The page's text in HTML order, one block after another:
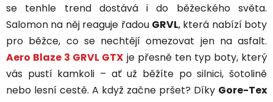
se tenhle trend dostává i do běžeckého světa.
Salomon na něj reaguje řadou GRVL, která nabízí boty
pro běžce, co se nechtějí omezovat jen na asfalt.
Aero Blaze 3 GRVL GTX je přesně ten typ boty, který
vás pustí kamkoli – ať už běžíte po silnici, šotolině
nebo lesní cestě. A když začne pršet? Díky Gore-Tex